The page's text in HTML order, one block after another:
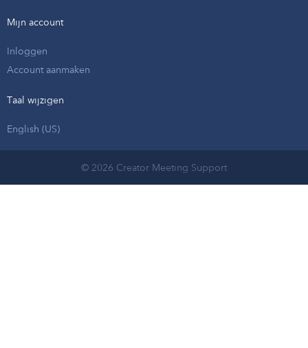
Mijn account
Inloggen
Account aanmaken
Taal wijzigen
English (US)
© 2026 Creator Meeting Support